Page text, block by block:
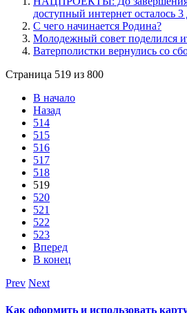
доступный интернет осталось 3
С чего начинается Родина?
Молодежный совет поделился
Ватерполистки вернулись со
Страница 519 из 800
В начало
Назад
514
515
516
517
518
519
520
521
522
523
Вперед
В конец
Prev Next
Как оформить и использовать